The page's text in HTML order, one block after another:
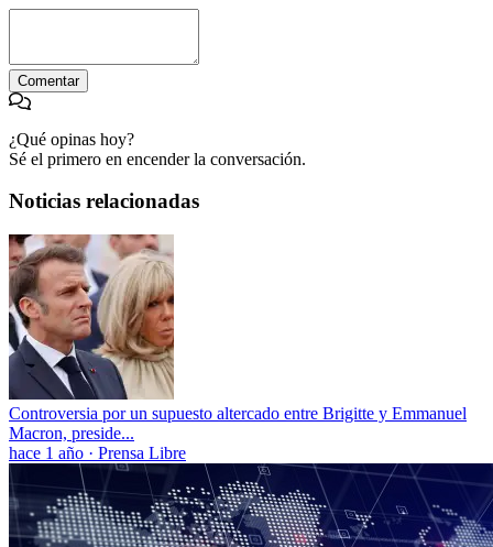
Comentar
¿Qué opinas hoy?
Sé el primero en encender la conversación.
Noticias relacionadas
Controversia por un supuesto altercado entre Brigitte y Emmanuel
Macron, preside...
hace 1 año · Prensa Libre